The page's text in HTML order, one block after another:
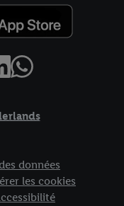
données
les cookies